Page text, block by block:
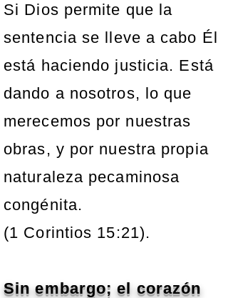
Si Dios permite que la
sentencia se lleve a cabo Él
está haciendo justicia. Está
dando a nosotros, lo que
merecemos por nuestras
obras, y por nuestra propia
naturaleza pecaminosa
congénita.
(1 Corintios 15:21).
Sin embargo; el corazón